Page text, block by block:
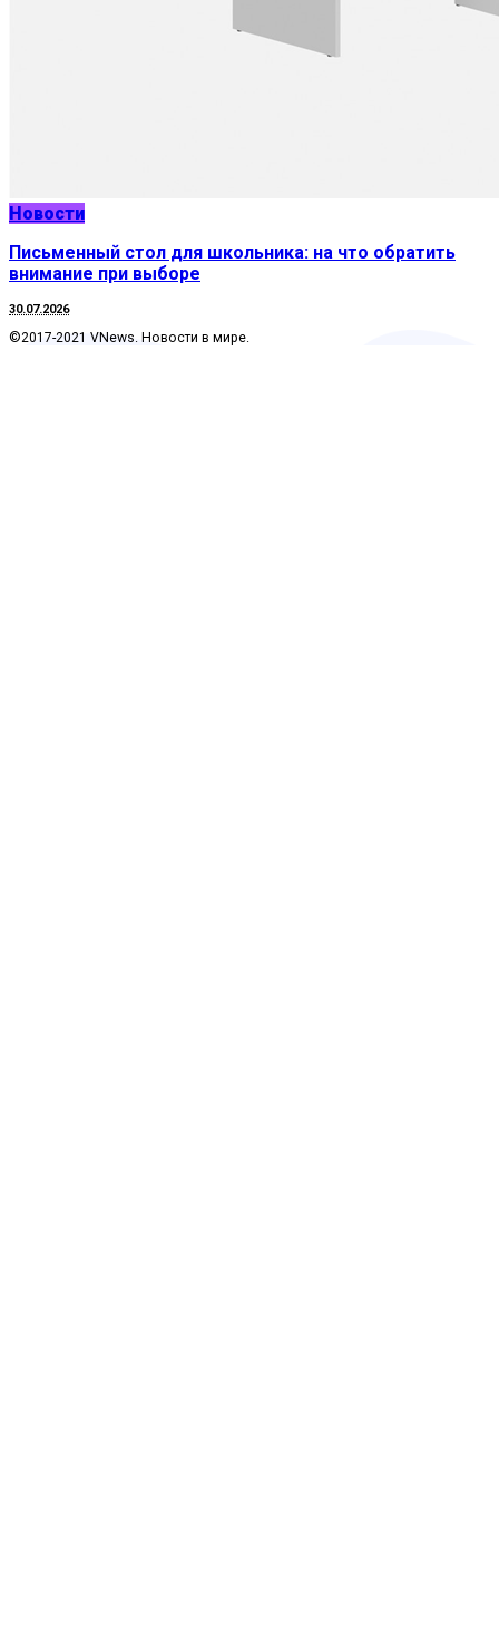
Новости
Письменный стол для школьника: на что обратить
внимание при выборе
30.07.2026
©2017-2021 VNews. Новости в мире.